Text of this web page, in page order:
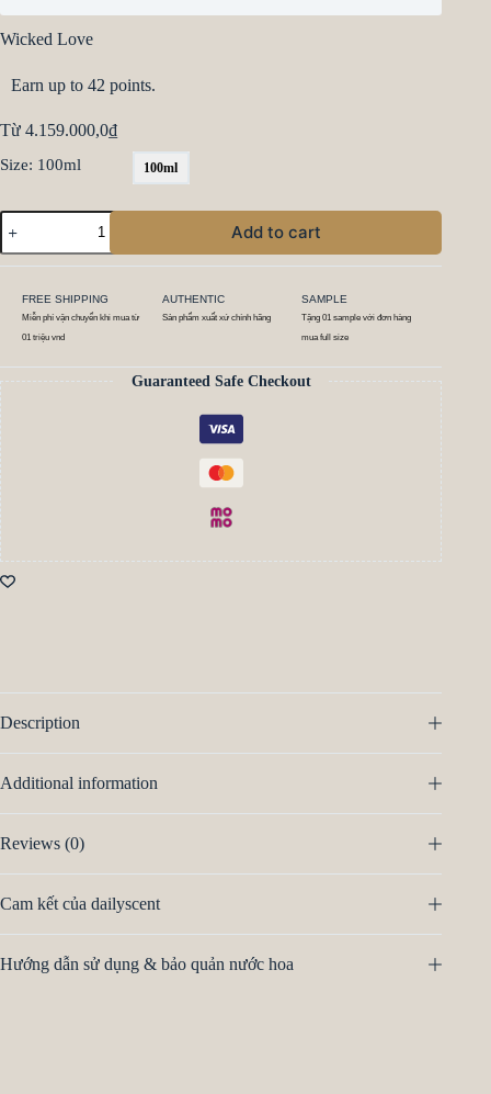
Wicked Love
Earn up to 42 points.
Từ 4.159.000,0₫
Size: 100ml 100ml
Add to cart
FREE SHIPPING
Miễn phí vận chuyển khi mua từ
01 triệu vnd
AUTHENTIC
Sản phẩm xuất xứ chính hãng
SAMPLE
Tặng 01 sample với đơn hàng
mua full size
Guaranteed Safe Checkout
Description
Additional information
Reviews (0)
Cam kết của dailyscent
Hướng dẫn sử dụng & bảo quản nước hoa